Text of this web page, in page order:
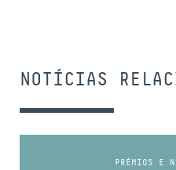
NOTÍCIAS
PRÉMIOS E